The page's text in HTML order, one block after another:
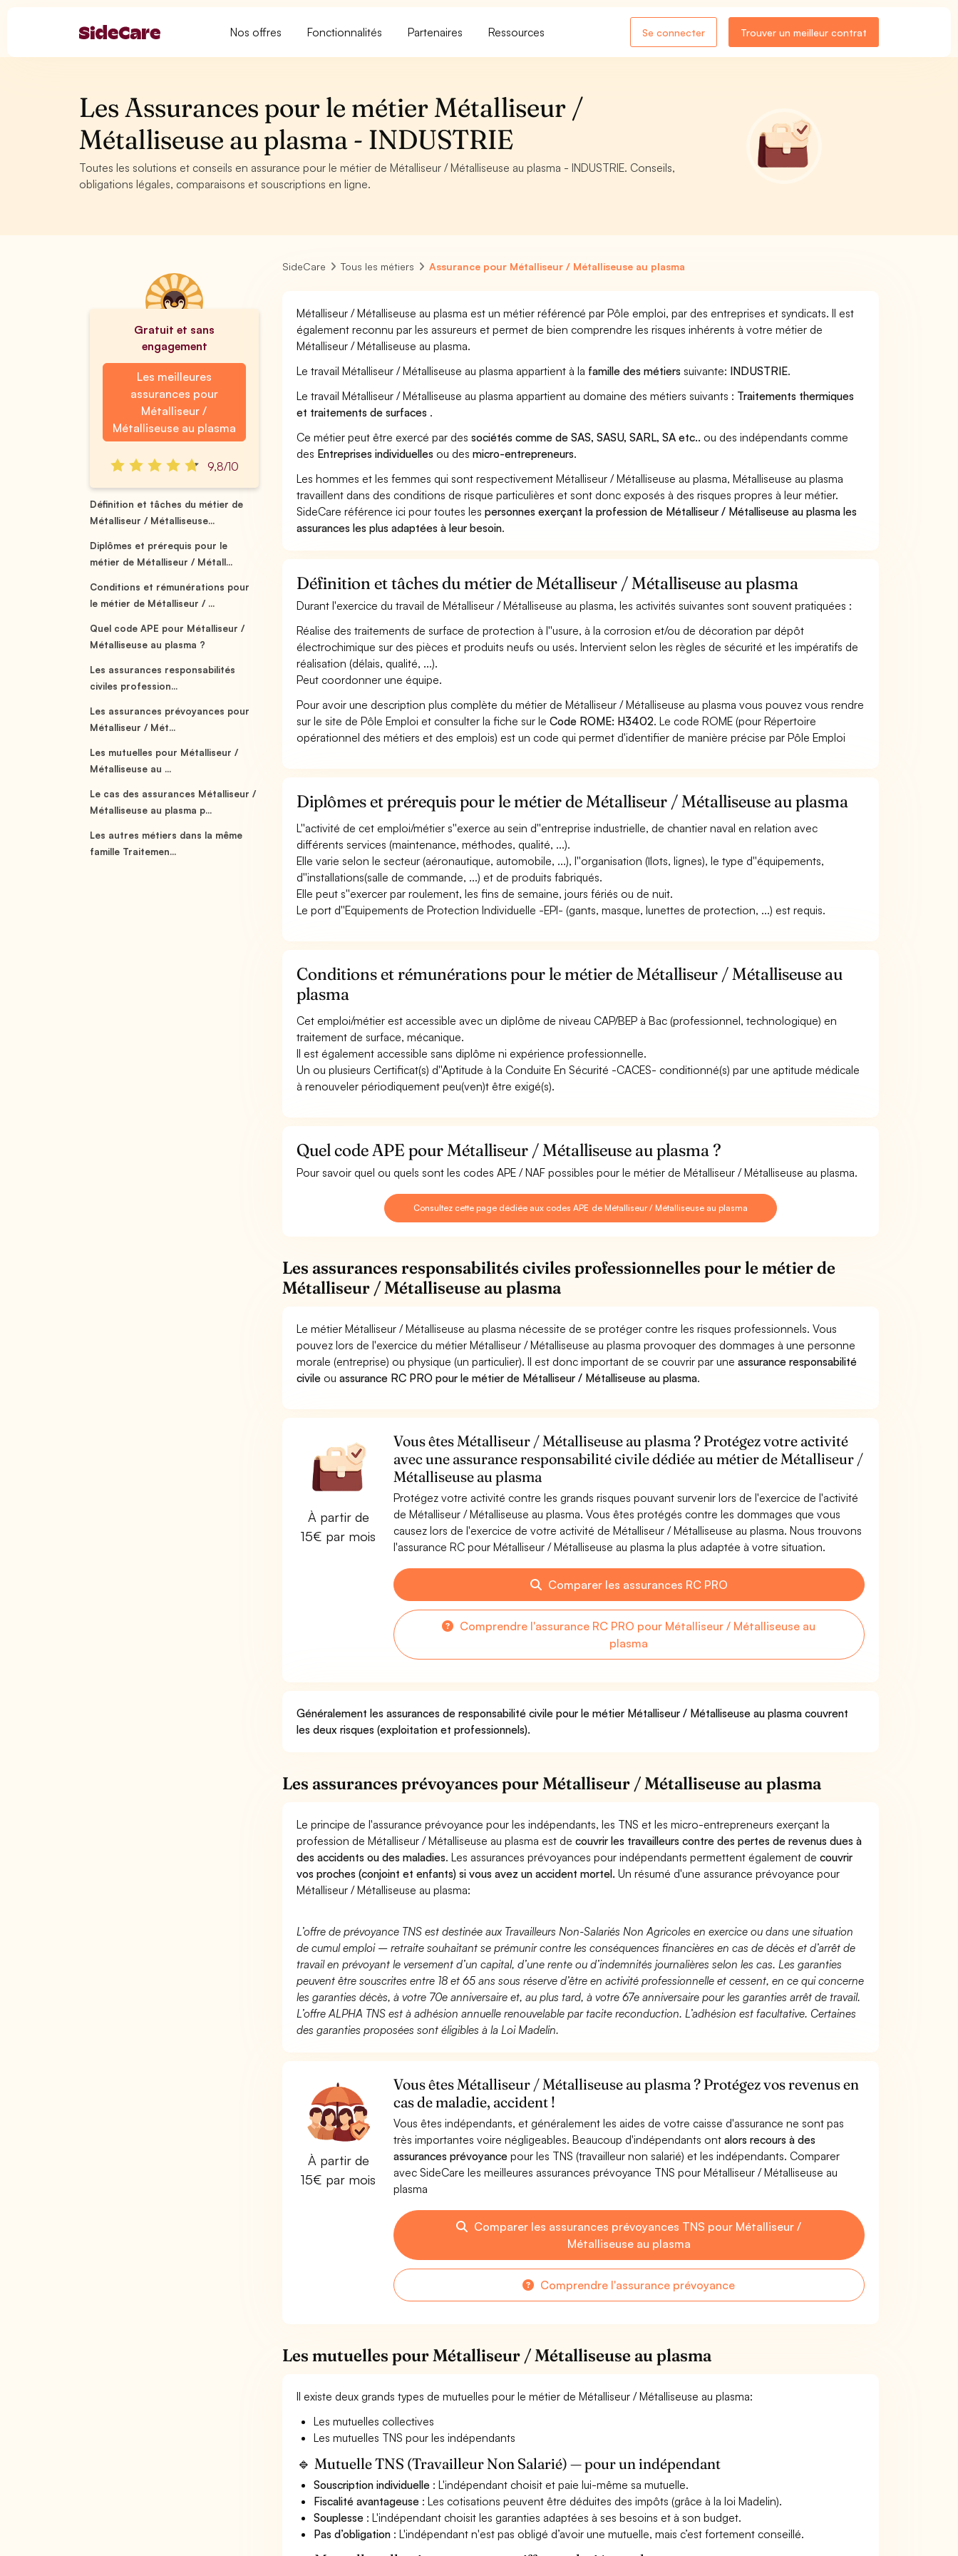
Nos offres Fonctionnalités Partenaires Ressources Se connecter Trouver un meilleur contrat
Les Assurances pour le métier Métalliseur /
Métalliseuse au plasma - INDUSTRIE
Toutes les solutions et conseils en assurance pour le métier de Métalliseur / Métalliseuse au plasma - INDUSTRIE. Conseils,
obligations légales, comparaisons et souscriptions en ligne.
Gratuit et sans
engagement
Les meilleures
assurances pour
Métalliseur /
Métalliseuse au plasma
9,8/10
Définition et tâches du métier de
Métalliseur / Métalliseuse...
Diplômes et prérequis pour le
métier de Métalliseur / Métall...
Conditions et rémunérations pour
le métier de Métalliseur / ...
Quel code APE pour Métalliseur /
Métalliseuse au plasma ?
Les assurances responsabilités
civiles profession...
Les assurances prévoyances pour
Métalliseur / Mét...
Les mutuelles pour Métalliseur /
Métalliseuse au ...
Le cas des assurances Métalliseur /
Métalliseuse au plasma p...
Les autres métiers dans la même
famille Traitemen...
SideCare Tous les métiers Assurance pour Métalliseur / Métalliseuse au plasma
Métalliseur / Métalliseuse au plasma est un métier référencé par Pôle emploi, par des entreprises et syndicats. Il est
également reconnu par les assureurs et permet de bien comprendre les risques inhérents à votre métier de
Métalliseur / Métalliseuse au plasma.
Le travail Métalliseur / Métalliseuse au plasma appartient à la famille des métiers suivante: INDUSTRIE.
Le travail Métalliseur / Métalliseuse au plasma appartient au domaine des métiers suivants : Traitements thermiques
et traitements de surfaces .
Ce métier peut être exercé par dessociétés comme de SAS, SASU, SARL, SA etc.. ou des indépendants comme
des Entreprises individuelles ou desmicro-entrepreneurs.
Les hommes et les femmes qui sont respectivement Métalliseur / Métalliseuse au plasma, Métalliseuse au plasma
travaillent dans des conditions de risque particulières et sont donc exposés à des risques propres à leur métier.
SideCare référence ici pour toutes lespersonnes exerçant la profession de Métalliseur / Métalliseuse au plasma les
assurances les plus adaptées à leur besoin.
Définition et tâches du métier de Métalliseur / Métalliseuse au plasma
Durant l'exercice du travail de Métalliseur / Métalliseuse au plasma, les activités suivantes sont souvent pratiquées :
Réalise des traitements de surface de protection à l''usure, à la corrosion et/ou de décoration par dépôt
électrochimique sur des pièces et produits neufs ou usés. Intervient selon les règles de sécurité et les impératifs de
réalisation (délais, qualité, ...).
Peut coordonner une équipe.
Pour avoir une description plus complète du métier de Métalliseur / Métalliseuse au plasma vous pouvez vous rendre
sur le site de Pôle Emploi et consulter la fiche sur leCode ROME: H3402. Le code ROME (pour Répertoire
opérationnel des métiers et des emplois) est un code qui permet d'identifier de manière précise par Pôle Emploi
Diplômes et prérequis pour le métier de Métalliseur / Métalliseuse au plasma
L''activité de cet emploi/métier s''exerce au sein d''entreprise industrielle, de chantier naval en relation avec
différents services (maintenance, méthodes, qualité, ...).
Elle varie selon le secteur (aéronautique, automobile, ...), l''organisation (îlots, lignes), le type d''équipements,
d''installations(salle de commande, ...) et de produits fabriqués.
Elle peut s''exercer par roulement, les fins de semaine, jours fériés ou de nuit.
Le port d''Equipements de Protection Individuelle -EPI- (gants, masque, lunettes de protection, ...) est requis.
Conditions et rémunérations pour le métier de Métalliseur / Métalliseuse au
plasma
Cet emploi/métier est accessible avec un diplôme de niveau CAP/BEP à Bac (professionnel, technologique) en
traitement de surface, mécanique.
Il est également accessible sans diplôme ni expérience professionnelle.
Un ou plusieurs Certificat(s) d''Aptitude à la Conduite En Sécurité -CACES- conditionné(s) par une aptitude médicale
à renouveler périodiquement peu(ven)t être exigé(s).
Quel code APE pour Métalliseur / Métalliseuse au plasma ?
Pour savoir quel ou quels sont les codes APE / NAF possibles pour le métier de Métalliseur / Métalliseuse au plasma.
Consultez cette page dédiée aux codes APE de Métalliseur / Métalliseuse au plasma
Les assurances responsabilités civiles professionnelles pour le métier de
Métalliseur / Métalliseuse au plasma
Le métier Métalliseur / Métalliseuse au plasma nécessite de se protéger contre les risques professionnels. Vous
pouvez lors de l'exercice du métier Métalliseur / Métalliseuse au plasma provoquer des dommages à une personne
morale (entreprise) ou physique (un particulier). Il est donc important de se couvrir par uneassurance responsabilité
civile ouassurance RC PRO pour le métier de Métalliseur / Métalliseuse au plasma.
À partir de
15€ par mois
Vous êtes Métalliseur / Métalliseuse au plasma ? Protégez votre activité
avec une assurance responsabilité civile dédiée au métier de Métalliseur /
Métalliseuse au plasma
Protégez votre activité contre les grands risques pouvant survenir lors de l'exercice de l'activité
de Métalliseur / Métalliseuse au plasma. Vous êtes protégés contre les dommages que vous
causez lors de l'exercice de votre activité de Métalliseur / Métalliseuse au plasma. Nous trouvons
l'assurance RC pour Métalliseur / Métalliseuse au plasma la plus adaptée à votre situation.
Comparer les assurances RC PRO
Comprendre l'assurance RC PRO pour Métalliseur / Métalliseuse au
plasma
Généralement les assurances de responsabilité civile pour le métier Métalliseur / Métalliseuse au plasma couvrent
les deux risques (exploitation et professionnels).
Les assurances prévoyances pour Métalliseur / Métalliseuse au plasma
Le principe de l'assurance prévoyance pour les indépendants, les TNS et les micro-entrepreneurs exerçant la
profession de Métalliseur / Métalliseuse au plasma est decouvrir les travailleurs contre des pertes de revenus dues à
des accidents ou des maladies. Les assurances prévoyances pour indépendants permettent également decouvrir
vos proches (conjoint et enfants) si vous avez un accident mortel. Un résumé d'une assurance prévoyance pour
Métalliseur / Métalliseuse au plasma:
L’offre de prévoyance TNS est destinée aux Travailleurs Non-Salariés Non Agricoles en exercice ou dans une situation
de cumul emploi – retraite souhaitant se prémunir contre les conséquences financières en cas de décès et d’arrêt de
travail en prévoyant le versement d’un capital, d’une rente ou d’indemnités journalières selon les cas. Les garanties
peuvent être souscrites entre 18 et 65 ans sous réserve d’être en activité professionnelle et cessent, en ce qui concerne
les garanties décès, à votre 70e anniversaire et, au plus tard, à votre 67e anniversaire pour les garanties arrêt de travail.
L’offre ALPHA TNS est à adhésion annuelle renouvelable par tacite reconduction. L’adhésion est facultative. Certaines
des garanties proposées sont éligibles à la Loi Madelin.
À partir de
15€ par mois
Vous êtes Métalliseur / Métalliseuse au plasma ? Protégez vos revenus en
cas de maladie, accident !
Vous êtes indépendants, et généralement les aides de votre caisse d'assurance ne sont pas
très importantes voire négligeables. Beaucoup d'indépendants ont alors recours à des
assurances prévoyancepour les TNS (travailleur non salarié) et les indépendants. Comparer
avec SideCare les meilleures assurances prévoyance TNS pour Métalliseur / Métalliseuse au
plasma
Comparer les assurances prévoyances TNS pour Métalliseur /
Métalliseuse au plasma
Comprendre l'assurance prévoyance
Les mutuelles pour Métalliseur / Métalliseuse au plasma
Il existe deux grands types de mutuelles pour le métier de Métalliseur / Métalliseuse au plasma:
Les mutuelles collectives
Les mutuelles TNS pour les indépendants
🔹 Mutuelle TNS (Travailleur Non Salarié) — pour un indépendant
Souscription individuelle : L'indépendant choisit et paie lui-même sa mutuelle.
Fiscalité avantageuse : Les cotisations peuvent être déduites des impôts (grâce à la loi Madelin).
Souplesse : L'indépendant choisit les garanties adaptées à ses besoins et à son budget.
Pas d’obligation : L'indépendant n'est pas obligé d’avoir une mutuelle, mais c’est fortement conseillé.